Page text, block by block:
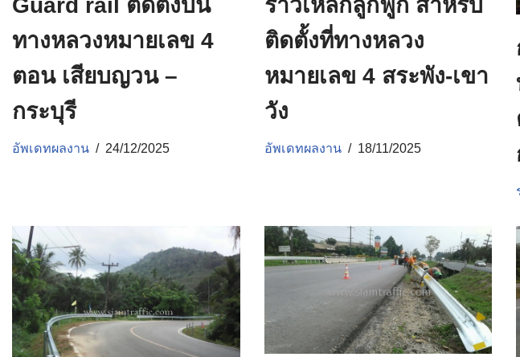
ทางหลวงหมายเลข 4
ตอน เสียบญวน –
กระบุรี
อัพเดทผลงาน 24/12/2025
ติดตั้งที่ทางหลวง
หมายเลข 4 สระพัง-เขา
วัง
อัพเดทผลงาน 18/11/2025